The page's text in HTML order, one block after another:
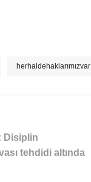
herhaldehaklarımızvar
Disiplin
tehdidi altında